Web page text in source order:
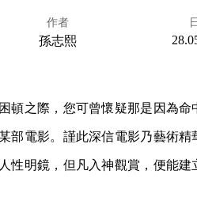
作者
孫志熙
頓之際，您可曾懷疑那是因為
部電影。謹此深信電影乃藝術
性明鏡，但凡入神觀賞，便能